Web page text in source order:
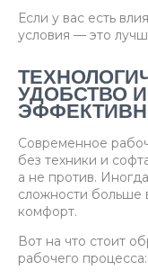
Если у вас есть
условия — это
УДОБСТВО
Современное
без техники и
а не против.
сложности больше
комфорт.
Вот на что стоит
рабочего процесса: